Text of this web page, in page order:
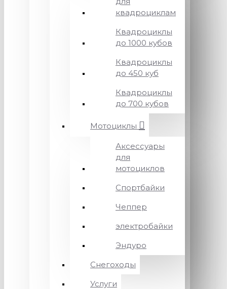
квадроциклам
Квадроциклы
до 1000 кубов
Квадроциклы
до 450 куб
Квадроциклы
до 700 кубов
Мотоциклы
Аксессуары
для
мотоциклов
Спортбайки
Чеппер
электробайки
Эндуро
Снегоходы
Услуги